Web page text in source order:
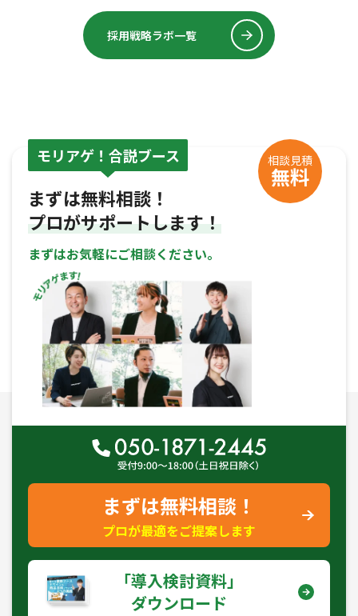
採用戦略ラボ一覧
モリアゲ！合説ブース 相談見積
無料
まずは無料相談！
プロがサポートします！
まずはお気軽にご相談ください。
まずは無料相談！
プロが最適をご提案します
｢導入検討資料｣
ダウンロード